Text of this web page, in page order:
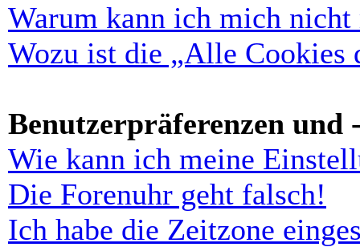
Warum kann ich mich nicht
Wozu ist die „Alle Cookies
Benutzerpräferenzen und
Wie kann ich meine
Die Forenuhr geht falsch!
Ich habe die Zeitzone